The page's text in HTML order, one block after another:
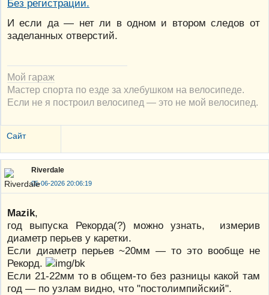
И если да — нет ли в одном и втором следов от
заделанных отверстий.
Мой гараж
Мастер спорта по езде за хлебушком на велосипеде.
Если не я построил велосипед — это не мой велосипед.
Сайт
Riverdale
05-06-2026 20:06:19
Mazik,
год выпуска Рекорда(?) можно узнать, измерив
диаметр перьев у каретки.
Если диаметр перьев ~20мм — то это вообще не
Рекорд.
Если 21-22мм то в общем-то без разницы какой там
год — по узлам видно, что "постолимпийский".